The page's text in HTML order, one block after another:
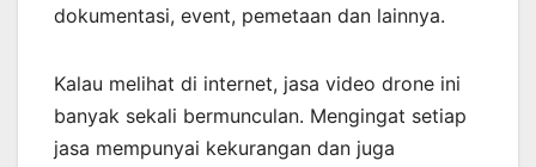
dokumentasi, event, pemetaan dan lainnya.
Kalau melihat di internet, jasa video drone ini
banyak sekali bermunculan. Mengingat setiap
jasa mempunyai kekurangan dan juga